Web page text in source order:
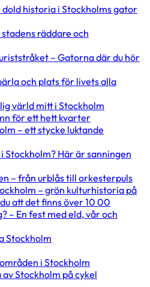
dold historia i Stockholms gator
räddare och
– Gatorna där du hör
och plats för livets alla
värld mitt i Stockholm
för ett hett kvarter
– ett stycke luktande
Stockholm? Här är sanningen
– från urblås till orkesterpuls
– grön kulturhistoria på
att det finns över 10 00
– En fest med eld, vår och
Stockholm
i Stockholm
Stockholm på cykel